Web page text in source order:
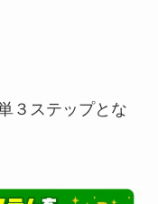
３ステップとな